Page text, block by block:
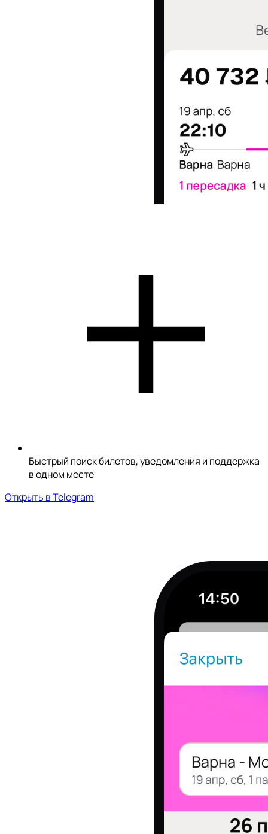
Быстрый поиск билетов, уведомления и поддержка
в одном месте
Открыть в Telegram